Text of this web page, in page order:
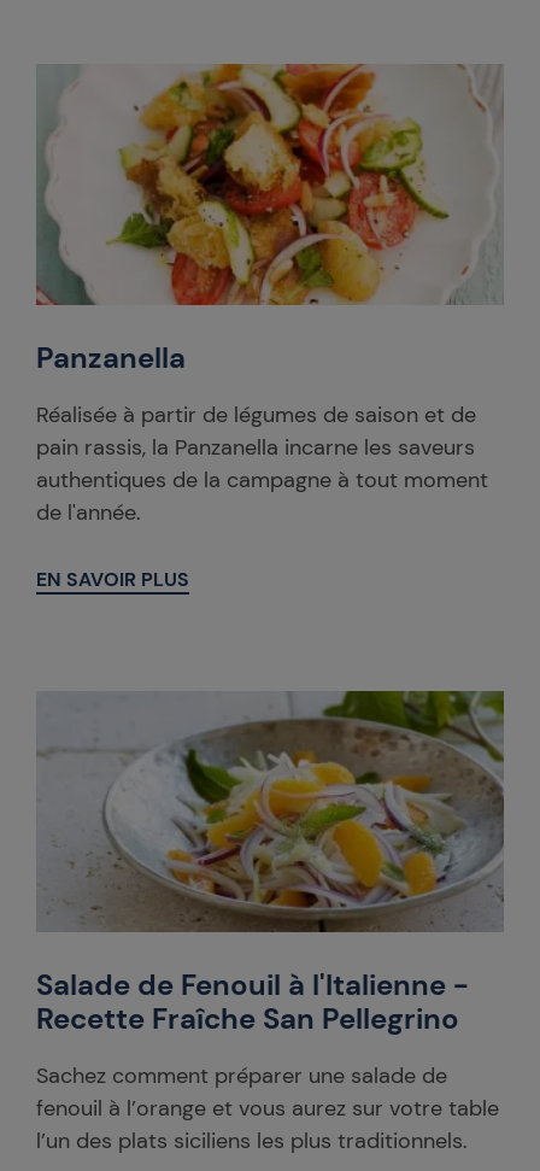
Panzanella
Réalisée à partir de légumes de saison et de
pain rassis, la Panzanella incarne les saveurs
authentiques de la campagne à tout moment
de l'année.
EN SAVOIR PLUS
Salade de Fenouil à l'Italienne -
Recette Fraîche San Pellegrino
Sachez comment préparer une salade de
fenouil à l’orange et vous aurez sur votre table
l’un des plats siciliens les plus traditionnels.